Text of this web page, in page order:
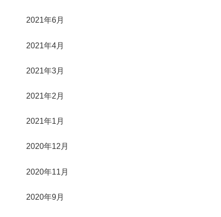
2021年6月
2021年4月
2021年3月
2021年2月
2021年1月
2020年12月
2020年11月
2020年9月